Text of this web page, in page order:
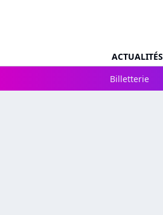
ACTUALITÉS
Billetterie